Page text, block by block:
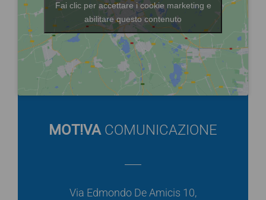
Fai clic per accettare i cookie marketing e
abilitare questo contenuto
MOT!VA COMUNICAZIONE
Via Edmondo De Amicis 10,